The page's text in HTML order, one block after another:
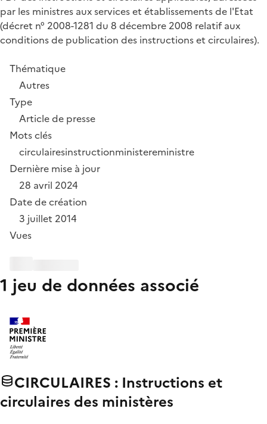
par les ministres aux services et établissements de l'Etat
(décret n° 2008-1281 du 8 décembre 2008 relatif aux
conditions de publication des instructions et circulaires).
Thématique
Autres
Type
Article de presse
Mots clés
circulairesinstructionministereministre
Dernière mise à jour
28 avril 2024
Date de création
3 juillet 2014
Vues
1 jeu de données associé
CIRCULAIRES : Instructions et
circulaires des ministères